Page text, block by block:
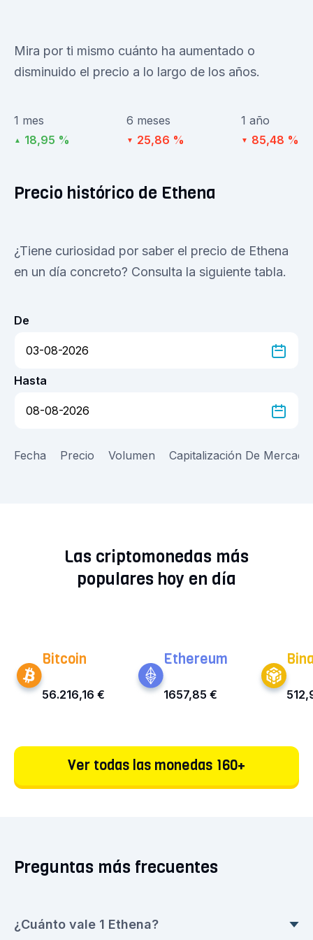
Mira por ti mismo cuánto ha aumentado o
disminuido el precio a lo largo de los años.
1 mes
▲ 18,95 %
6 meses
▼ 25,86 %
1 año
▼ 85,48 %
Precio histórico de Ethena
¿Tiene curiosidad por saber el precio de Ethena
en un día concreto? Consulta la siguiente tabla.
De
Hasta
Fecha Precio Volumen Capitalización De Mercado
Las criptomonedas más
populares hoy en día
Bitcoin
56.216,16 €
Ethereum
1657,85 €
Ver todas las monedas 160+
Preguntas más frecuentes
¿Cuánto vale 1 Ethena?